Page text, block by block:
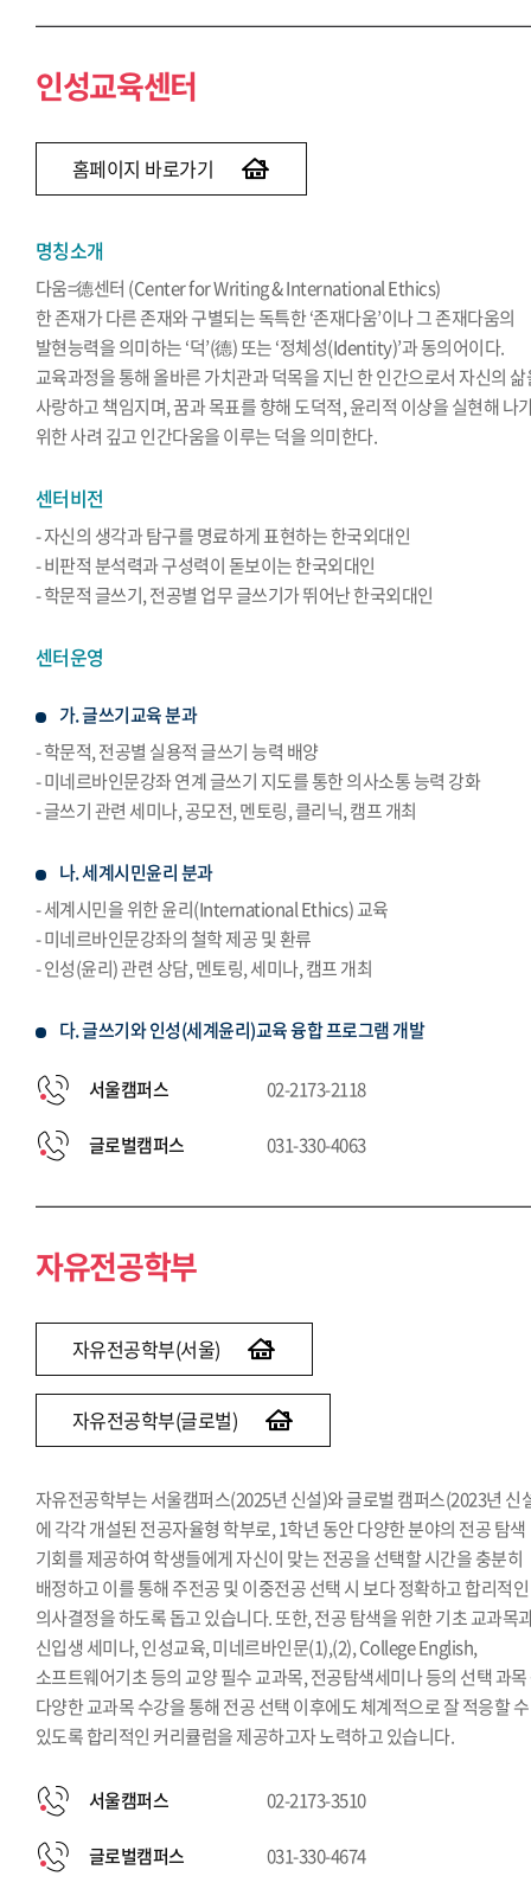
인성교육센터
홈페이지 바로가기
명칭소개
다움=德센터 (Center for Writing & International Ethics)
한 존재가 다른 존재와 구별되는 독특한 ‘존재다움’이나 그 존재다움의
발현능력을 의미하는 ‘덕’(德) 또는 ‘정체성(Identity)’과 동의어이다.
교육과정을 통해 올바른 가치관과 덕목을 지닌 한 인간으로서 자신의
사랑하고 책임지며, 꿈과 목표를 향해 도덕적, 윤리적 이상을 실현해 나
위한 사려 깊고 인간다움을 이루는 덕을 의미한다.
센터비전
- 자신의 생각과 탐구를 명료하게 표현하는 한국외대인
- 비판적 분석력과 구성력이 돋보이는 한국외대인
- 학문적 글쓰기, 전공별 업무 글쓰기가 뛰어난 한국외대인
센터운영
가. 글쓰기교육 분과
- 학문적, 전공별 실용적 글쓰기 능력 배양
- 미네르바인문강좌 연계 글쓰기 지도를 통한 의사소통 능력 강화
- 글쓰기 관련 세미나, 공모전, 멘토링, 클리닉, 캠프 개최
나. 세계시민윤리 분과
- 세계시민을 위한 윤리(International Ethics) 교육
- 미네르바인문강좌의 철학 제공 및 환류
- 인성(윤리) 관련 상담, 멘토링, 세미나, 캠프 개최
다. 글쓰기와 인성(세계윤리)교육 융합 프로그램 개발
서울캠퍼스 02-2173-2118
글로벌캠퍼스 031-330-4063
자유전공학부
자유전공학부(서울)
자유전공학부(글로벌)
자유전공학부는 서울캠퍼스(2025년 신설)와 글로벌 캠퍼스(2023년 신
에 각각 개설된 전공자율형 학부로, 1학년 동안 다양한 분야의 전공 탐색
기회를 제공하여 학생들에게 자신이 맞는 전공을 선택할 시간을 충분히
배정하고 이를 통해 주전공 및 이중전공 선택 시 보다 정확하고 합리적인
의사결정을 하도록 돕고 있습니다. 또한, 전공 탐색을 위한 기초 교과목
신입생 세미나, 인성교육, 미네르바인문(1),(2), College English,
소프트웨어기초 등의 교양 필수 교과목, 전공탐색세미나 등의 선택 과
다양한 교과목 수강을 통해 전공 선택 이후에도 체계적으로 잘 적응할 수
있도록 합리적인 커리큘럼을 제공하고자 노력하고 있습니다.
서울캠퍼스 02-2173-3510
글로벌캠퍼스 031-330-4674